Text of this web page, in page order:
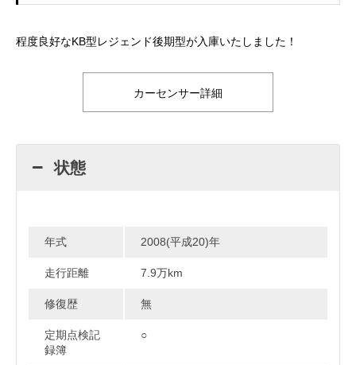
程度良好なKB型レジェンド後期型が入庫いたしました！
カーセンサー詳細
状態
年式 2008(平成20)年
走行距離 7.9万km
修復歴 無
定期点検記
録簿
○